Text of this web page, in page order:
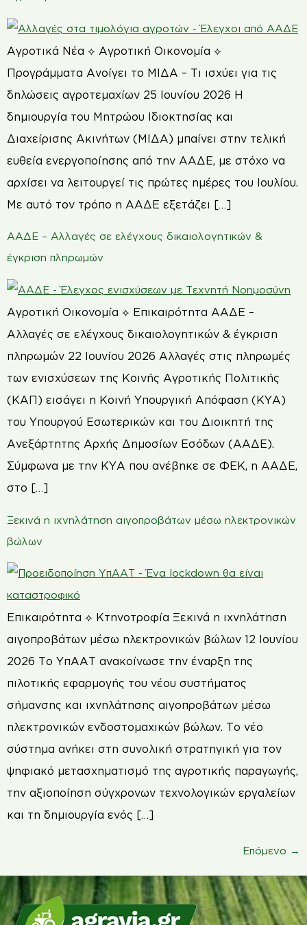
Αγροτικά Νέα ⟡ Αγροτική Οικονομία ⟡
Προγράμματα Ανοίγει το ΜΙΔΑ – Τι ισχύει για τις
δηλώσεις αγροτεμαχίων 25 Ιουνίου 2026 Η
δημιουργία του Μητρώου Ιδιοκτησίας και
Διαχείρισης Ακινήτων (ΜΙΔΑ) μπαίνει στην τελική
ευθεία ενεργοποίησης από την ΑΑΔΕ, με στόχο να
αρχίσει να λειτουργεί τις πρώτες ημέρες του Ιουλίου.
Με αυτό τον τρόπο η ΑΑΔΕ εξετάζει […]
ΑΑΔΕ – Αλλαγές σε ελέγχους δικαιολογητικών &
έγκριση πληρωμών
Αγροτική Οικονομία ⟡ Επικαιρότητα ΑΑΔΕ –
Αλλαγές σε ελέγχους δικαιολογητικών & έγκριση
πληρωμών 22 Ιουνίου 2026 Αλλαγές στις πληρωμές
των ενισχύσεων της Κοινής Αγροτικής Πολιτικής
(ΚΑΠ) εισάγει η Κοινή Υπουργική Απόφαση (ΚΥΑ)
του Υπουργού Εσωτερικών και του Διοικητή της
Ανεξάρτητης Αρχής Δημοσίων Εσόδων (ΑΑΔΕ).
Σύμφωνα με την ΚΥΑ που ανέβηκε σε ΦΕΚ, η ΑΑΔΕ,
στο […]
Ξεκινά η ιχνηλάτηση αιγοπροβάτων μέσω ηλεκτρονικών
βώλων
Επικαιρότητα ⟡ Κτηνοτροφία Ξεκινά η ιχνηλάτηση
αιγοπροβάτων μέσω ηλεκτρονικών βώλων 12 Ιουνίου
2026 Το ΥπΑΑΤ ανακοίνωσε την έναρξη της
πιλοτικής εφαρμογής του νέου συστήματος
σήμανσης και ιχνηλάτησης αιγοπροβάτων μέσω
ηλεκτρονικών ενδοστομαχικών βώλων. Το νέο
σύστημα ανήκει στη συνολική στρατηγική για τον
ψηφιακό μετασχηματισμό της αγροτικής παραγωγής,
την αξιοποίηση σύγχρονων τεχνολογικών εργαλείων
και τη δημιουργία ενός […]
Επόμενο →